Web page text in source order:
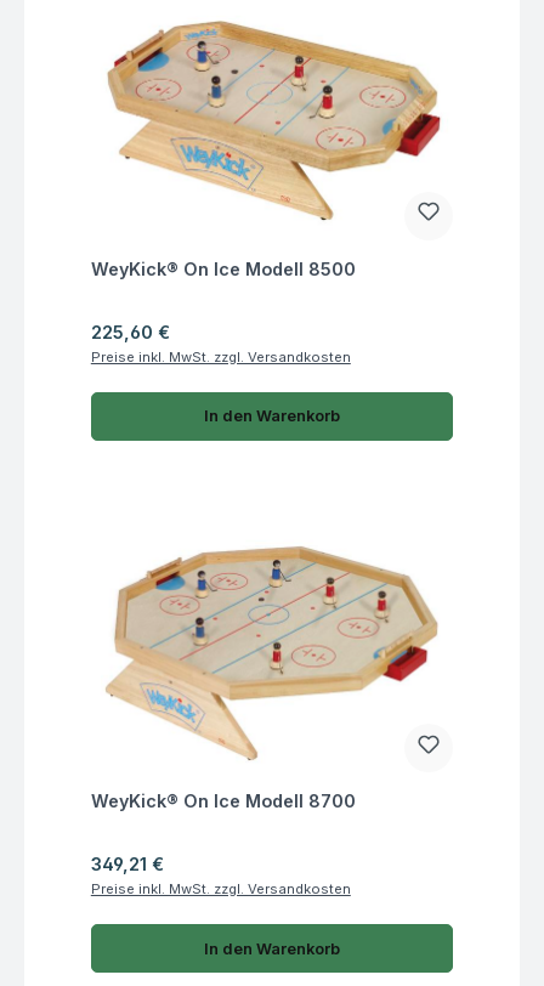
Fragen zum Artikel
WeyKick® On Ice Modell 8500
Regulärer Preis:
225,60 €
Preise inkl. MwSt. zzgl. Versandkosten
In den Warenkorb
Fragen zum Artikel
WeyKick® On Ice Modell 8700
Regulärer Preis:
349,21 €
Preise inkl. MwSt. zzgl. Versandkosten
In den Warenkorb